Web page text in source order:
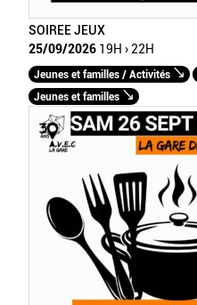
SOIREE JEUX
25/09/2026 19H › 22H
Jeunes et familles / Activités
Jeunes et familles